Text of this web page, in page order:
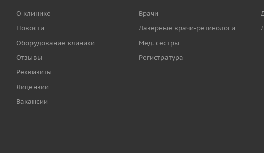
О клинике
Новости
Оборудование клиники
Отзывы
Реквизиты
Лицензии
Вакансии
Врачи
Лазерные врачи-ретинологи
Мед. сестры
Регистратура